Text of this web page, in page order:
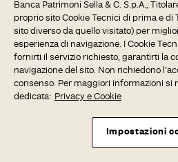
Banca Patrimoni Sella & C. S.p.A.,
proprio sito Cookie Tecnici di prima e di
sito diverso da quello visitato) per
esperienza di navigazione. I Cookie
fornirti il servizio richiesto, garantirti la
navigazione del sito. Non richiedono
consenso. Per maggiori informazioni si
dedicata: Privacy e Cookie
Impostazioni